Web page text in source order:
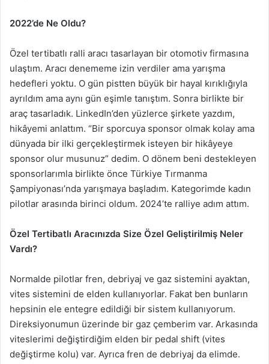
2022’de Ne Oldu?
Özel tertibatlı ralli aracı tasarlayan bir otomotiv firmasına
ulaştım. Aracı denememe izin verdiler ama yarışma
hedefleri yoktu. O gün pistten büyük bir hayal kırıklığıyla
ayrıldım ama aynı gün eşimle tanıştım. Sonra birlikte bir
araç tasarladık. LinkedIn’den yüzlerce şirkete yazdım,
hikâyemi anlattım. “Bir sporcuya sponsor olmak kolay ama
dünyada bir ilki gerçekleştirmek isteyen bir hikâyeye
sponsor olur musunuz” dedim. O dönem beni destekleyen
sponsorlarımla birlikte önce Türkiye Tırmanma
Şampiyonası’nda yarışmaya başladım. Kategorimde kadın
pilotlar arasında birinci oldum. 2024’te ralliye adım attım.
Özel Tertibatlı Aracınızda Size Özel Geliştirilmiş Neler
Vardı?
Normalde pilotlar fren, debriyaj ve gaz sistemini ayaktan,
vites sistemini de elden kullanıyorlar. Fakat ben bunların
hepsinin ele entegre edildiği bir sistem kullanıyorum.
Direksiyonumun üzerinde bir gaz çemberim var. Arkasında
viteslerimi değiştirdiğim elden bir pedal shift (vites
değiştirme kolu) var. Ayrıca fren de debriyaj da elimde.